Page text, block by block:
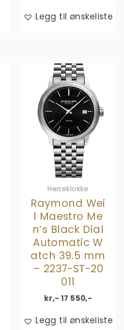
Legg til ønskeliste
Herreklokke
Raymond Wei
l Maestro Me
n’s Black Dial
Automatic W
atch 39.5 mm
– 2237-ST-20
011
kr,- 17 550,-
Legg til ønskeliste